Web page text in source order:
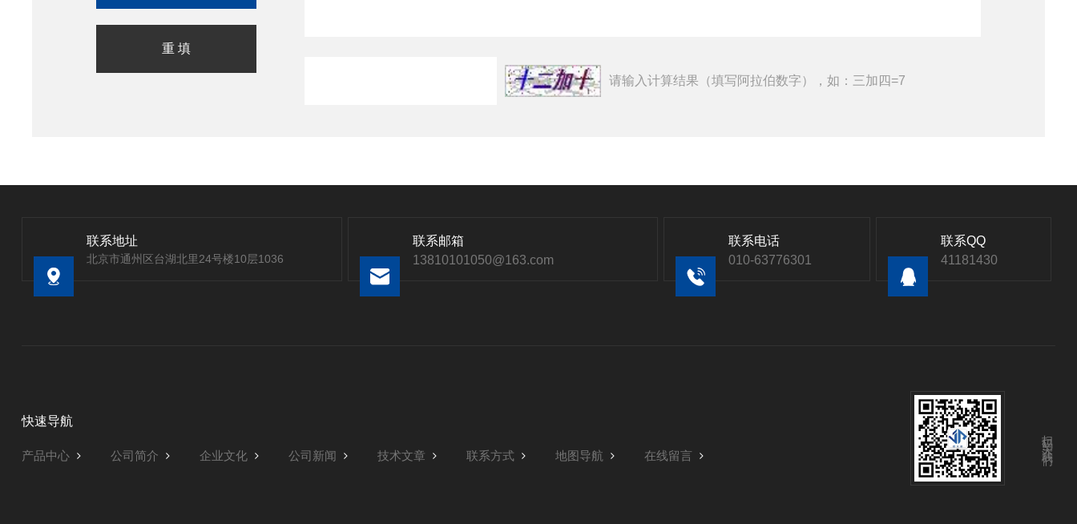
请输入计算结果（填写阿拉伯数字），如：三加四=7
联系地址
北京市通州区台湖北里24号楼10层1036
联系邮箱
13810101050@163.com
联系电话
010-63776301
联系QQ
41181430
快速导航
产品中心 公司简介 企业文化 公司新闻 技术文章 联系方式 地图导航 在线留言
扫码关注我们